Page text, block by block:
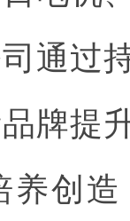
通过
牌提
养创